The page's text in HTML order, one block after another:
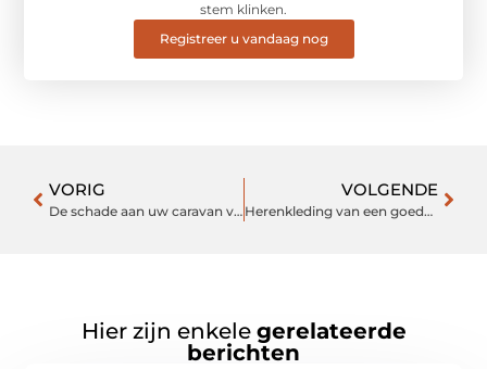
stem klinken.
Registreer u vandaag nog
VORIG
De schade aan uw caravan vakkundig laten herstellen
VOLGENDE
Herenkleding van een goede winkel die zich vestigt in Den Haag
Hier zijn enkele gerelateerde
berichten